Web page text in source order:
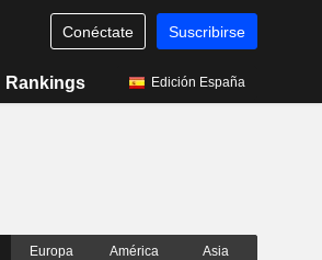
Conéctate Suscribirse
Rankings Edición España
Europa América Asia